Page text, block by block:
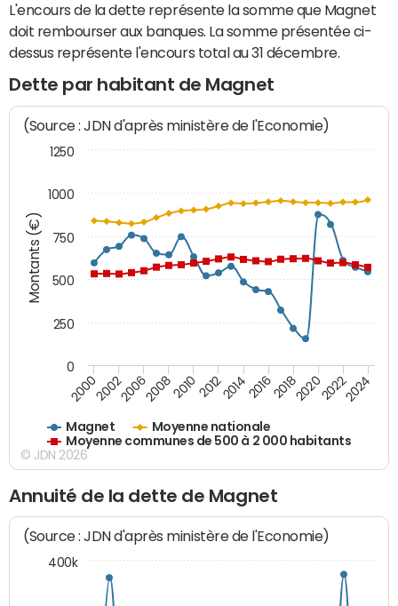
L'encours de la dette représente la somme que Magnet
doit rembourser aux banques. La somme présentée ci-
dessus représente l'encours total au 31 décembre.
Dette par habitant de Magnet
Montants (€)
(Source : JDN d'après ministère de l'Economie)
Magnet
Moyenne nationale
Moyenne communes de 500 à 2 000 habitants
200020022006200820102012201420162018202020222024
0
250
500
750
1000
1250
© JDN 2026
Annuité de la dette de Magnet
(Source : JDN d'après ministère de l'Economie)
400k